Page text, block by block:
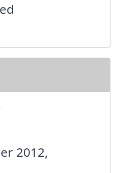
2012,